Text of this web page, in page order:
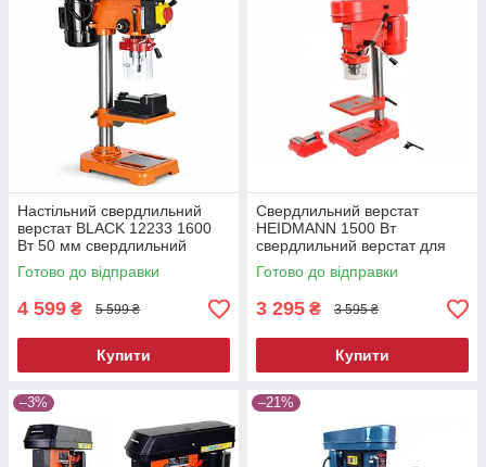
Настільний свердлильний
верстат BLACK 12233 1600
Вт 50 мм свердлильний
верстат з тисками верстат
свердлильний
Готово до відправки
4 599 ₴ 5 599 ₴
Купити
Свердлильний верстат
HEIDMANN 1500 Вт
свердлильний верстат для
точного свердління
Готово до відправки
3 295 ₴ 3 595 ₴
Купити
–3% –21%